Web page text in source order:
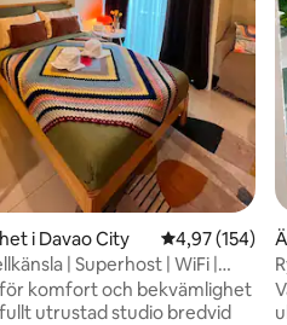
i Davao City 4,97 av 5 i
4,97 (154)
| Superhost | WiFi |
komfort och bekvämlighet
utrustad studio bredvid